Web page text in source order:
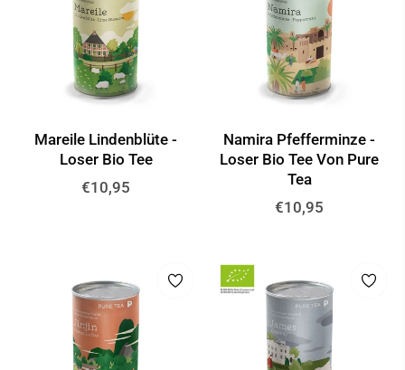
Mareile Lindenblüte -
Loser Bio Tee
Normaler
€10,95
Namira Pfefferminze -
Loser Bio Tee Von Pure
Tea
Normaler
€10,95